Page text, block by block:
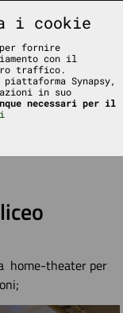
- Roma
Menu
home-theater per
i cookie
fornire
con il
traffico.
Synapsy,
in suo
necessari per il